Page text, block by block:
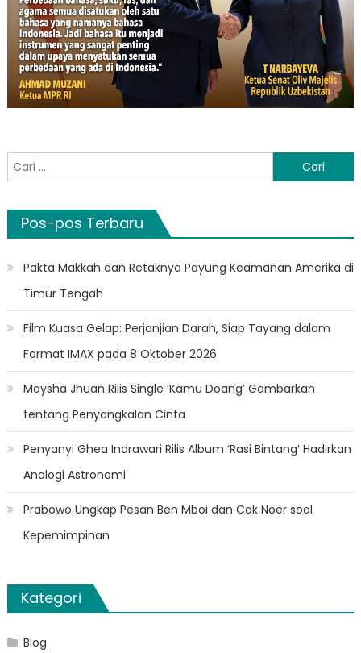
Cari
untuk:
Pos-pos Terbaru
Pakta Makkah dan Retaknya Payung Keamanan Amerika di
Timur Tengah
Film Kuasa Gelap: Perjanjian Darah, Siap Tayang dalam
Format IMAX pada 8 Oktober 2026
Maysha Jhuan Rilis Single ‘Kamu Doang’ Gambarkan
tentang Penyangkalan Cinta
Penyanyi Ghea Indrawari Rilis Album ‘Rasi Bintang’ Hadirkan
Analogi Astronomi
Prabowo Ungkap Pesan Ben Mboi dan Cak Noer soal
Kepemimpinan
Kategori
Blog